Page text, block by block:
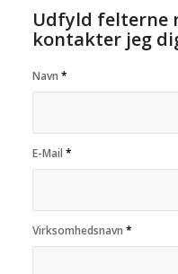
Udfyld felterne
kontakter jeg
Navn *
E-Mail *
Virksomhedsnavn *